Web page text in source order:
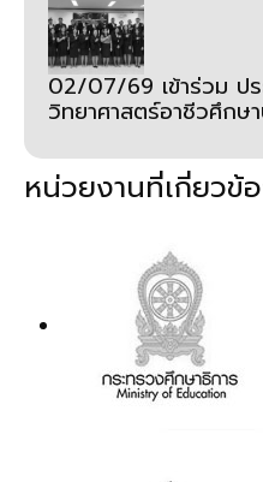
02/07/69 เข้าร่วม ปร
วิทยาศาสตร์อาชีวศึกษ
หน่วยงานที่เกี่ยวข้